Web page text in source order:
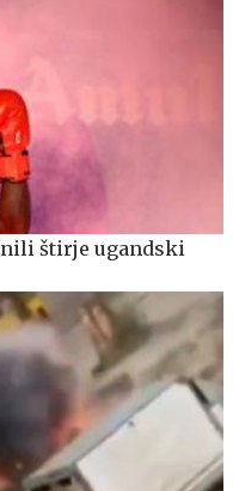
štirje ugandski